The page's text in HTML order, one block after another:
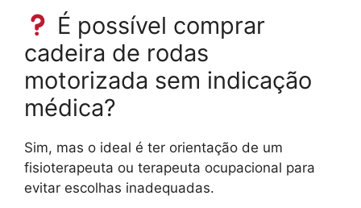
É possível comprar
cadeira de rodas
motorizada sem indicação
médica?
Sim, mas o ideal é ter orientação de um
fisioterapeuta ou terapeuta ocupacional para
evitar escolhas inadequadas.